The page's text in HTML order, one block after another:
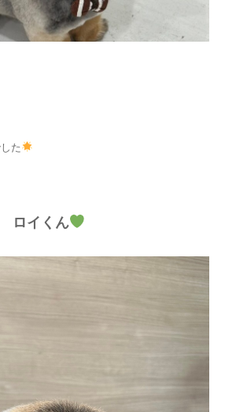
た
ロイくん